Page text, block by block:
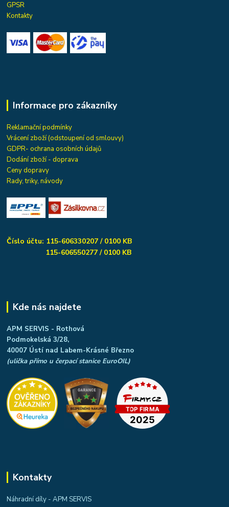
GPSR
Kontakty
Informace pro zákazníky
Reklamační podmínky
Vrácení zboží (odstoupení od smlouvy)
GDPR- ochrana osobních údajů
Dodání zboží - doprava
Ceny dopravy
Rady, triky, návody
Číslo účtu: 115-606330207 / 0100 KB
115-606550277 / 0100 KB
Kde nás najdete
APM SERVIS - Rothová
Podmokelská 3/28,
40007 Ústí nad Labem-Krásné Březno
(ulička přímo u čerpací stanice EuroOIL)
Kontakty
Náhradní díly - APM SERVIS